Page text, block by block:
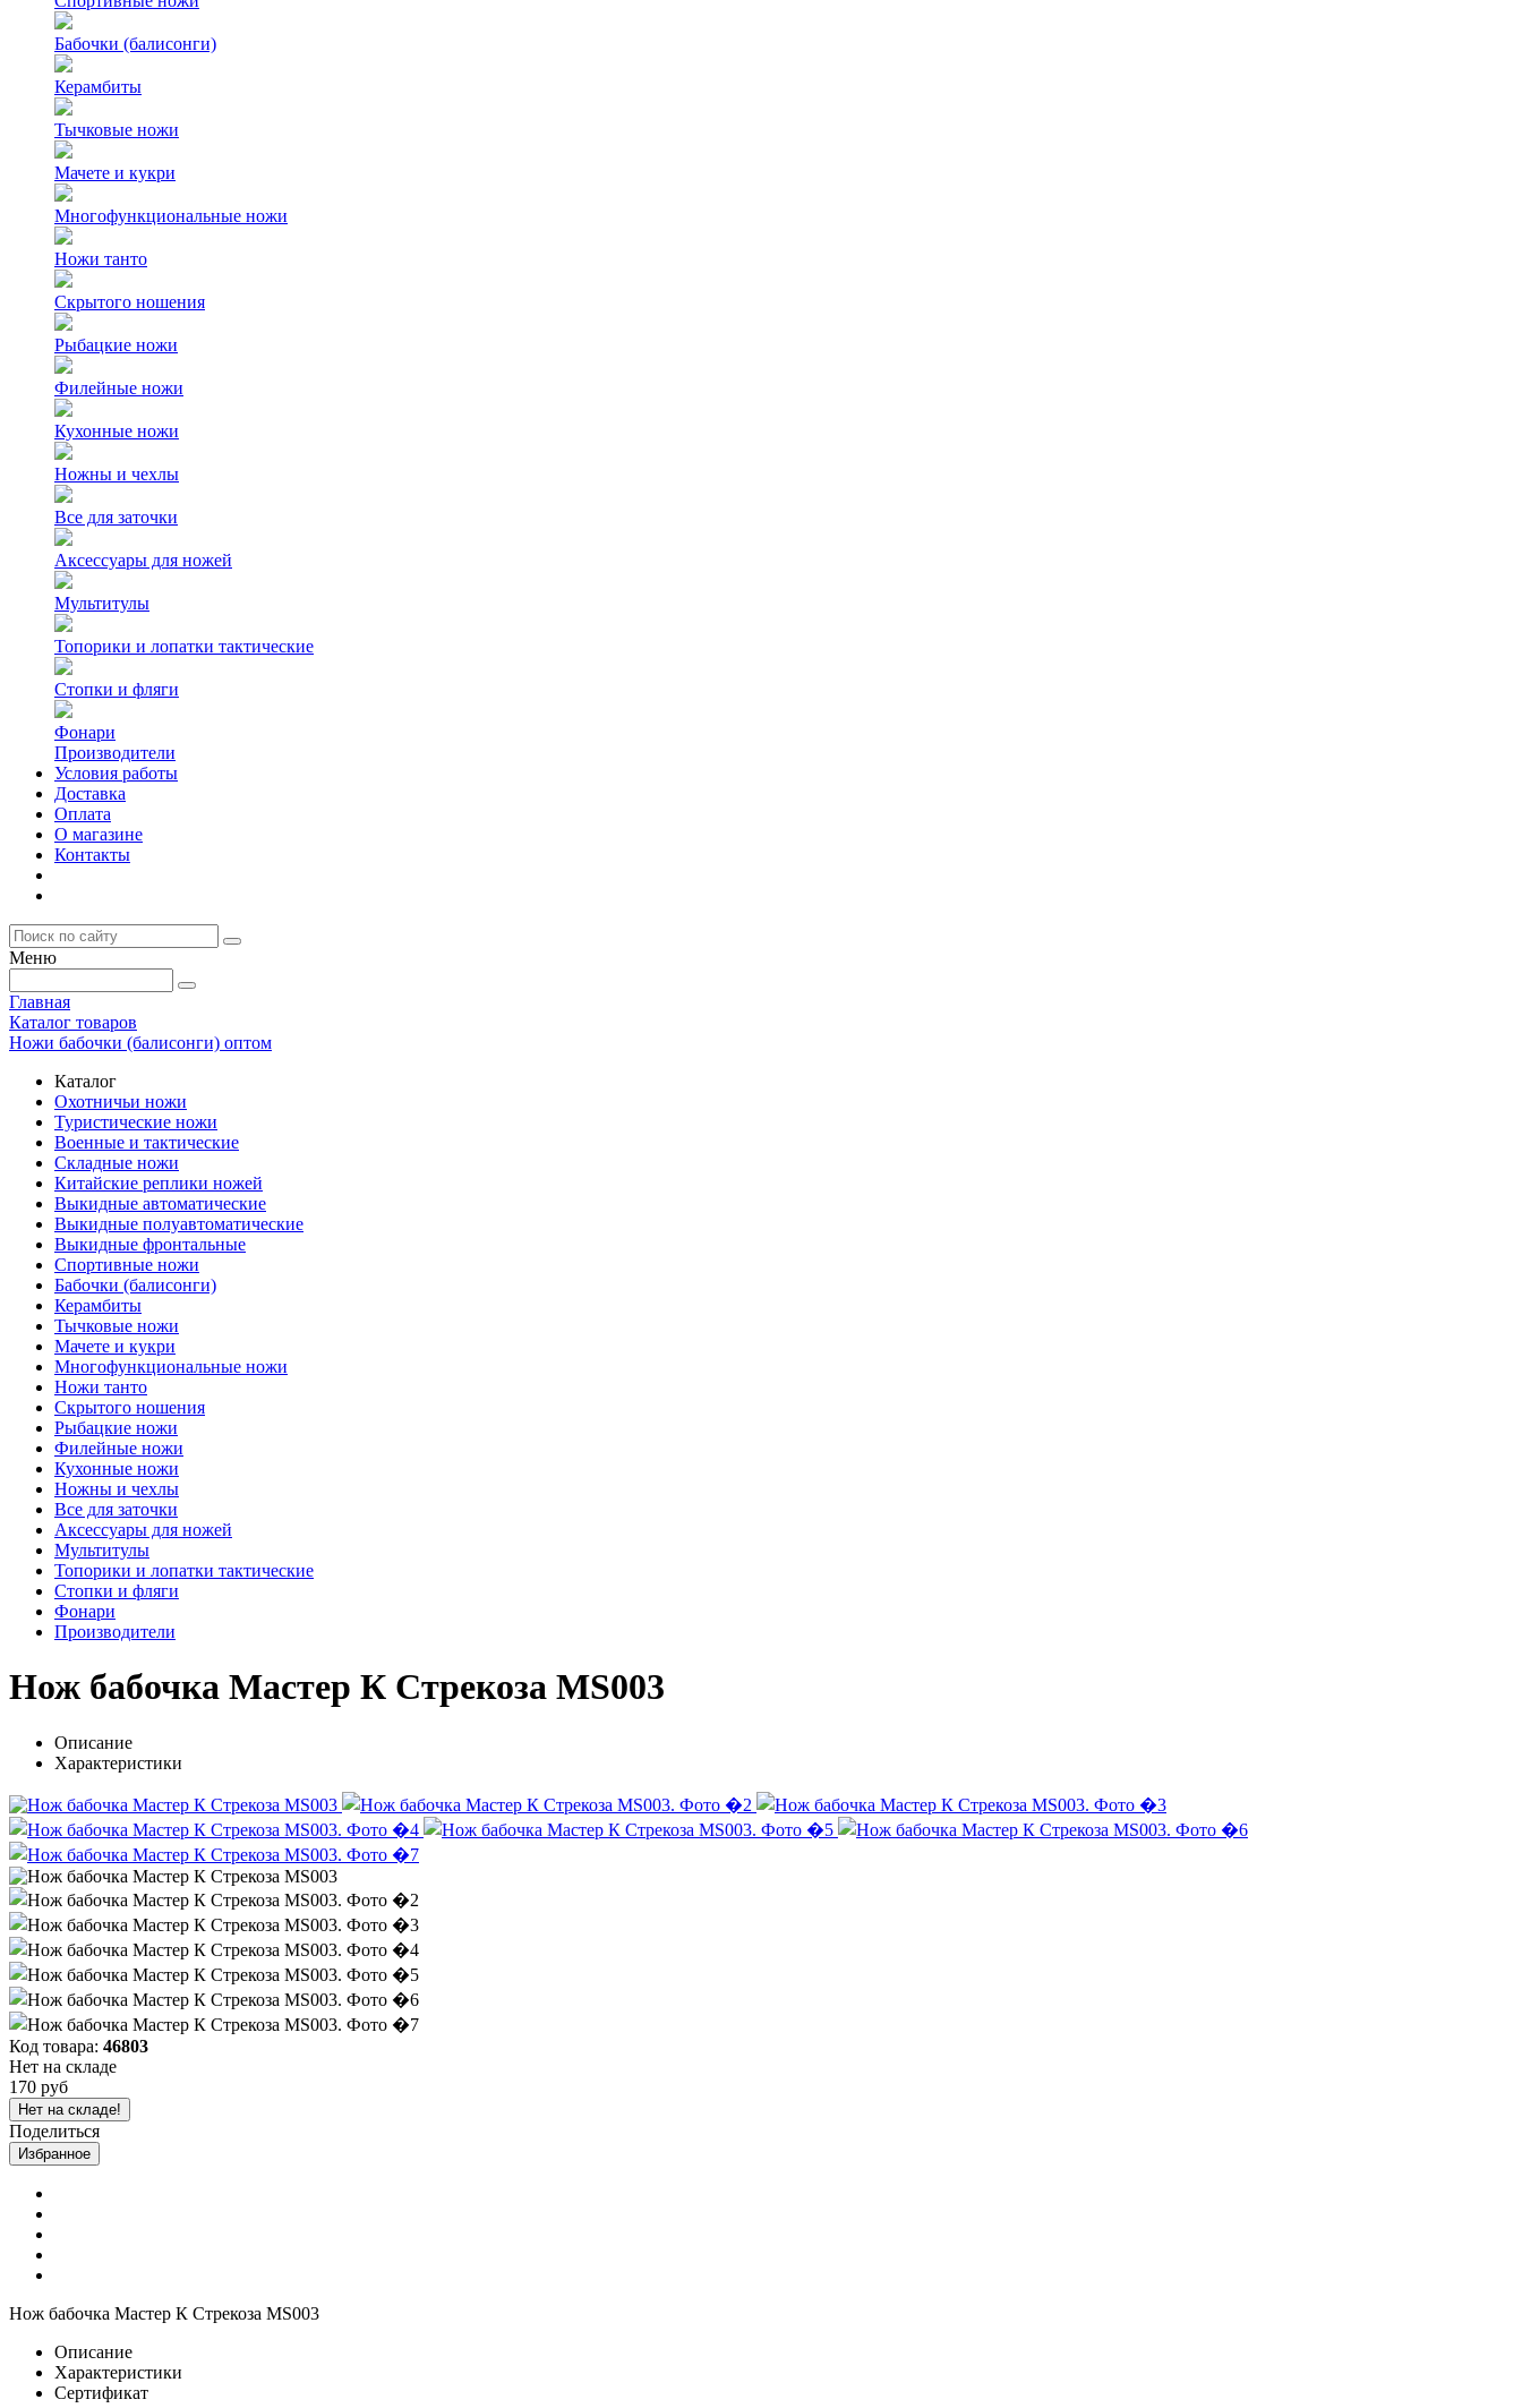
Бабочки (балисонги)
Керамбиты
Тычковые ножи
Мачете и кукри
Многофункциональные ножи
Ножи танто
Скрытого ношения
Рыбацкие ножи
Филейные ножи
Кухонные ножи
Ножны и чехлы
Все для заточки
Аксессуары для ножей
Мультитулы
Топорики и лопатки тактические
Стопки и фляги
Фонари
Производители
Условия работы
Доставка
Оплата
О магазине
Контакты
Меню
Главная
Каталог товаров
Ножи бабочки (балисонги) оптом
Каталог
Охотничьи ножи
Туристические ножи
Военные и тактические
Складные ножи
Китайские реплики ножей
Выкидные автоматические
Выкидные полуавтоматические
Выкидные фронтальные
Спортивные ножи
Бабочки (балисонги)
Керамбиты
Тычковые ножи
Мачете и кукри
Многофункциональные ножи
Ножи танто
Скрытого ношения
Рыбацкие ножи
Филейные ножи
Кухонные ножи
Ножны и чехлы
Все для заточки
Аксессуары для ножей
Мультитулы
Топорики и лопатки тактические
Стопки и фляги
Фонари
Производители
Нож бабочка Мастер К Стрекоза MS003
Описание
Характеристики
Код товара: 46803
Нет на складе
170 руб
Нет на складе!
Поделиться
Избранное
Нож бабочка Мастер К Стрекоза MS003
Описание
Характеристики
Сертификат